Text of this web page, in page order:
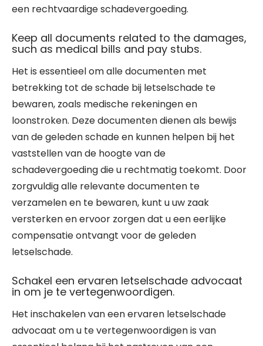
een rechtvaardige schadevergoeding.
Keep all documents related to the damages,
such as medical bills and pay stubs.
Het is essentieel om alle documenten met
betrekking tot de schade bij letselschade te
bewaren, zoals medische rekeningen en
loonstroken. Deze documenten dienen als bewijs
van de geleden schade en kunnen helpen bij het
vaststellen van de hoogte van de
schadevergoeding die u rechtmatig toekomt. Door
zorgvuldig alle relevante documenten te
verzamelen en te bewaren, kunt u uw zaak
versterken en ervoor zorgen dat u een eerlijke
compensatie ontvangt voor de geleden
letselschade.
Schakel een ervaren letselschade advocaat
in om je te vertegenwoordigen.
Het inschakelen van een ervaren letselschade
advocaat om u te vertegenwoordigen is van